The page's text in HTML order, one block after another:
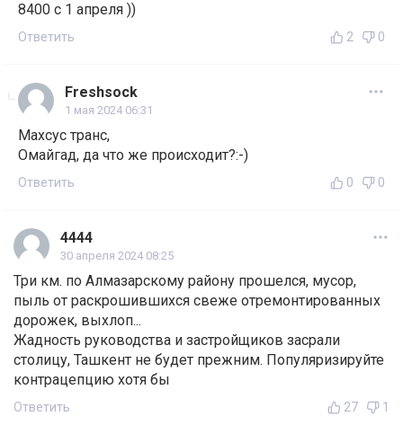
8400 с 1 апреля ))
Ответить 2 0
Freshsock
1 мая 2024 06:31
Махсус транс,
Омайгад, да что же происходит?:-)
Ответить 0 0
4444
30 апреля 2024 08:25
Три км. по Алмазарскому району прошелся, мусор,
пыль от раскрошившихся свеже отремонтированных
дорожек, выхлоп...
Жадность руководства и застройщиков засрали
столицу, Ташкент не будет прежним. Популяризируйте
контрацепцию хотя бы
Ответить 27 1